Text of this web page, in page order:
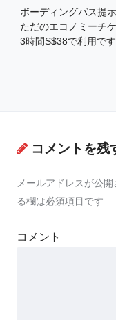
ボーディングパス提
ただのエコノミーチ
3時間S$38で利用です
コメントを残
メールアドレスが公
る欄は必須項目です
コメント